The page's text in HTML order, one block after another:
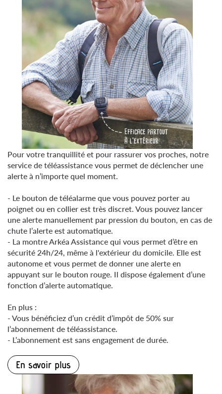
Pour votre tranquillité et pour rassurer vos proches, notre
service de téléassistance vous permet de déclencher une
alerte à n’importe quel moment.
- Le bouton de téléalarme que vous pouvez porter au
poignet ou en collier est très discret. Vous pouvez lancer
une alerte manuellement par pression du bouton, en cas de
chute l’alerte est automatique.
- La montre Arkéa Assistance qui vous permet d’être en
sécurité 24h/24, même à l'extérieur du domicile. Elle est
autonome et vous permet de donner une alerte en
appuyant sur le bouton rouge. Il dispose également d’une
fonction d’alerte automatique.
En plus :
- Vous bénéficiez d’un crédit d’impôt de 50% sur
l’abonnement de téléassistance.
- L’abonnement est sans engagement de durée.
En savoir plus